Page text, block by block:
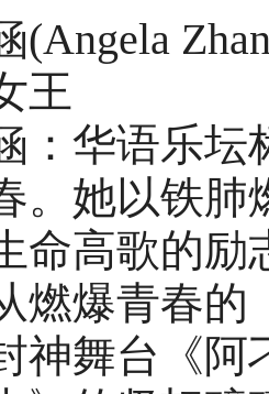
王
华语乐坛
。她以铁
命高歌的励
燃爆青春的
神舞台《阿